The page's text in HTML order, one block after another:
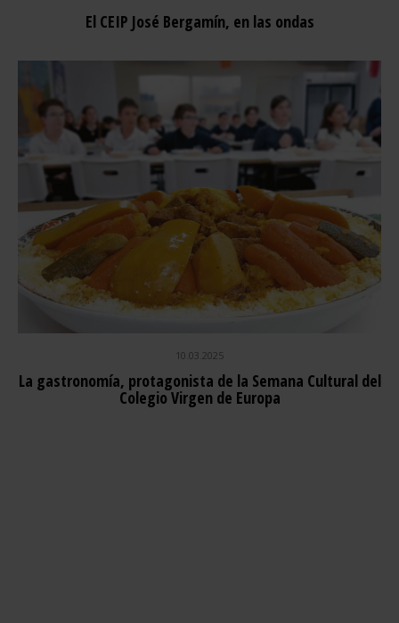
El CEIP José Bergamín, en las ondas
10.03.2025
La gastronomía, protagonista de la Semana Cultural del
Colegio Virgen de Europa